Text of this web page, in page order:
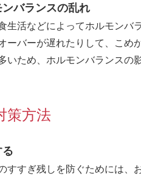
バランスの乱れ
生活などによってホルモンバ
ーバーが遅れたりして、こめ
いため、ホルモンバランスの
策方法
すすぎ残しを防ぐためには、